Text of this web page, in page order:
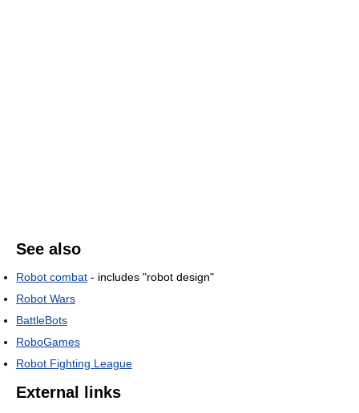
See also
Robot combat - includes "robot design"
Robot Wars
BattleBots
RoboGames
Robot Fighting League
External links